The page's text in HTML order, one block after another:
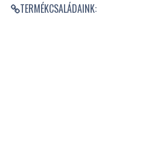
TERMÉKCSALÁDAINK: